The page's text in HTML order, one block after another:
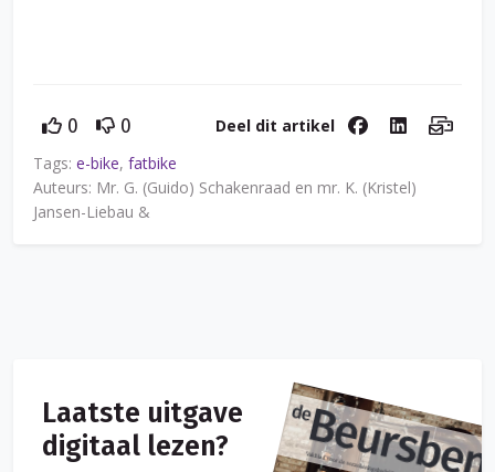
0 0
Deel dit artikel
Tags: e-bike, fatbike
Auteurs: Mr. G. (Guido) Schakenraad en mr. K. (Kristel)
Jansen-Liebau &
Laatste uitgave
digitaal lezen?